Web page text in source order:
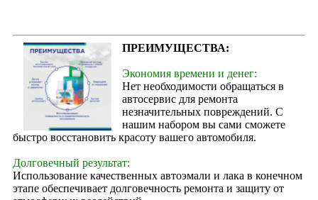
ПРЕИМУЩЕСТВА:
Экономия времени и денег:
Нет необходимости обращаться в
автосервис для ремонта
незначительных повреждений. С
нашим набором вы сами сможете
быстро восстановить красоту вашего автомобиля.
Долговечный результат:
Использование качественных автоэмали и лака в конечном
этапе обеспечивает долговечность ремонта и защиту от